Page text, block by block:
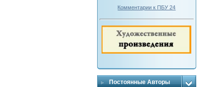
Комментарии к ПБУ 24
Постоянные Авторы